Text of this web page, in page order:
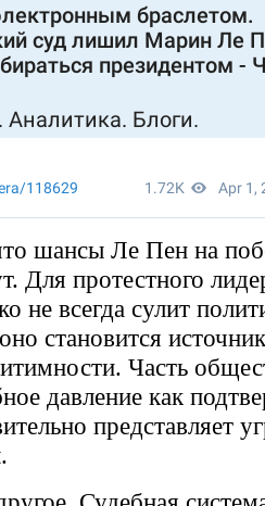
шансы Ле Пен на
Для протестного
не всегда сулит
становится
Часть
давление как
представляет